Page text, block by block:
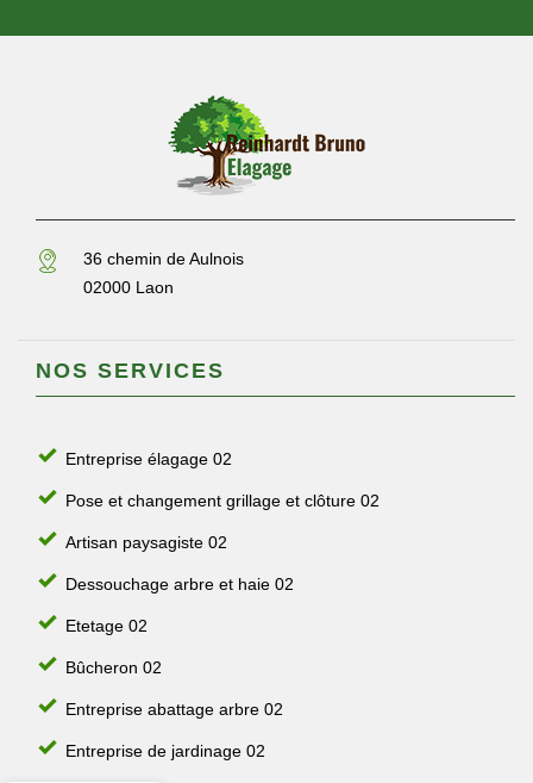
36 chemin de Aulnois
02000 Laon
NOS SERVICES
Entreprise élagage 02
Pose et changement grillage et clôture 02
Artisan paysagiste 02
Dessouchage arbre et haie 02
Etetage 02
Bûcheron 02
Entreprise abattage arbre 02
Entreprise de jardinage 02